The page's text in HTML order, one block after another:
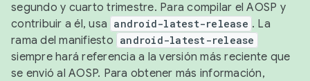
segundo y cuarto trimestre. Para compilar el AOSP y
contribuir a él, usa android-latest-release . La
rama del manifiesto android-latest-release
siempre hará referencia a la versión más reciente que
se envió al AOSP. Para obtener más información,